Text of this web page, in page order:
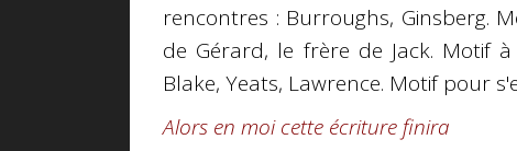
rencontres : Burroughs, Ginsberg.
de Gérard, le frère de Jack. Motif
Blake, Yeats, Lawrence. Motif pour
Alors en moi cette écriture finira